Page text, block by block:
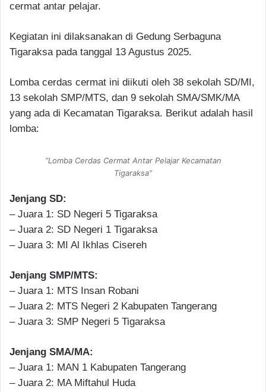
cermat antar pelajar.
Kegiatan ini dilaksanakan di Gedung Serbaguna
Tigaraksa pada tanggal 13 Agustus 2025.
Lomba cerdas cermat ini diikuti oleh 38 sekolah SD/MI,
13 sekolah SMP/MTS, dan 9 sekolah SMA/SMK/MA
yang ada di Kecamatan Tigaraksa. Berikut adalah hasil
lomba:
“Lomba Cerdas Cermat Antar Pelajar Kecamatan
Tigaraksa”
Jenjang SD:
– Juara 1: SD Negeri 5 Tigaraksa
– Juara 2: SD Negeri 1 Tigaraksa
– Juara 3: MI Al Ikhlas Cisereh
Jenjang SMP/MTS:
– Juara 1: MTS Insan Robani
– Juara 2: MTS Negeri 2 Kabupaten Tangerang
– Juara 3: SMP Negeri 5 Tigaraksa
Jenjang SMA/MA:
– Juara 1: MAN 1 Kabupaten Tangerang
– Juara 2: MA Miftahul Huda